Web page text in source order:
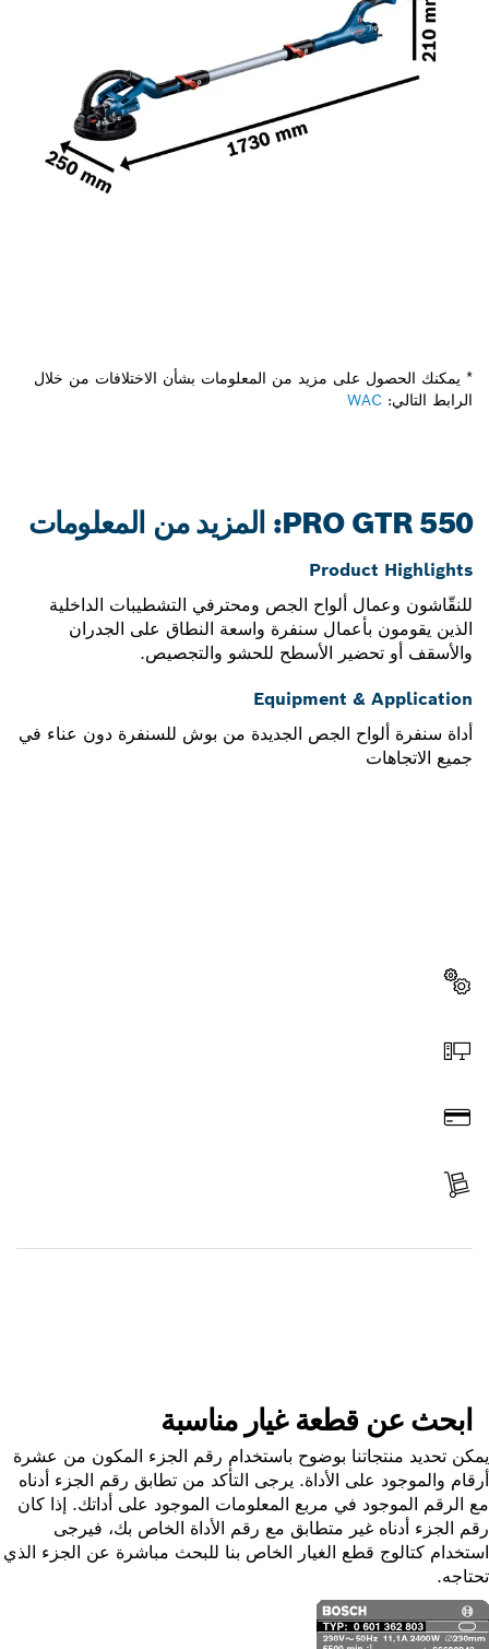
* يمكنك الحصول على مزيد من المعلومات بشأن الاختلافات من خلال
الرابط التالي: WAC
PRO GTR 550: المزيد من المعلومات
Product Highlights
للنقّاشون وعمال ألواح الجص ومحترفي التشطيبات الداخلية
الذين يقومون بأعمال سنفرة واسعة النطاق على الجدران
والأسقف أو تحضير الأسطح للحشو والتجصيص.
Equipment & Application
أداة سنفرة ألواح الجص الجديدة من بوش للسنفرة دون عناء في
جميع الاتجاهات
ابحث عن قطعة غيار مناسبة
تحديد منتجاتنا بوضوح باستخدام رقم الجزء المكون من عشرة
والموجود على الأداة. يرجى التأكد من تطابق رقم الجزء أدناه
الرقم الموجود في مربع المعلومات الموجود على أداتك. إذا كان
الجزء أدناه غير متطابق مع رقم الأداة الخاص بك، فيرجى
كتالوج قطع الغيار الخاص بنا للبحث مباشرة عن الجزء الذي